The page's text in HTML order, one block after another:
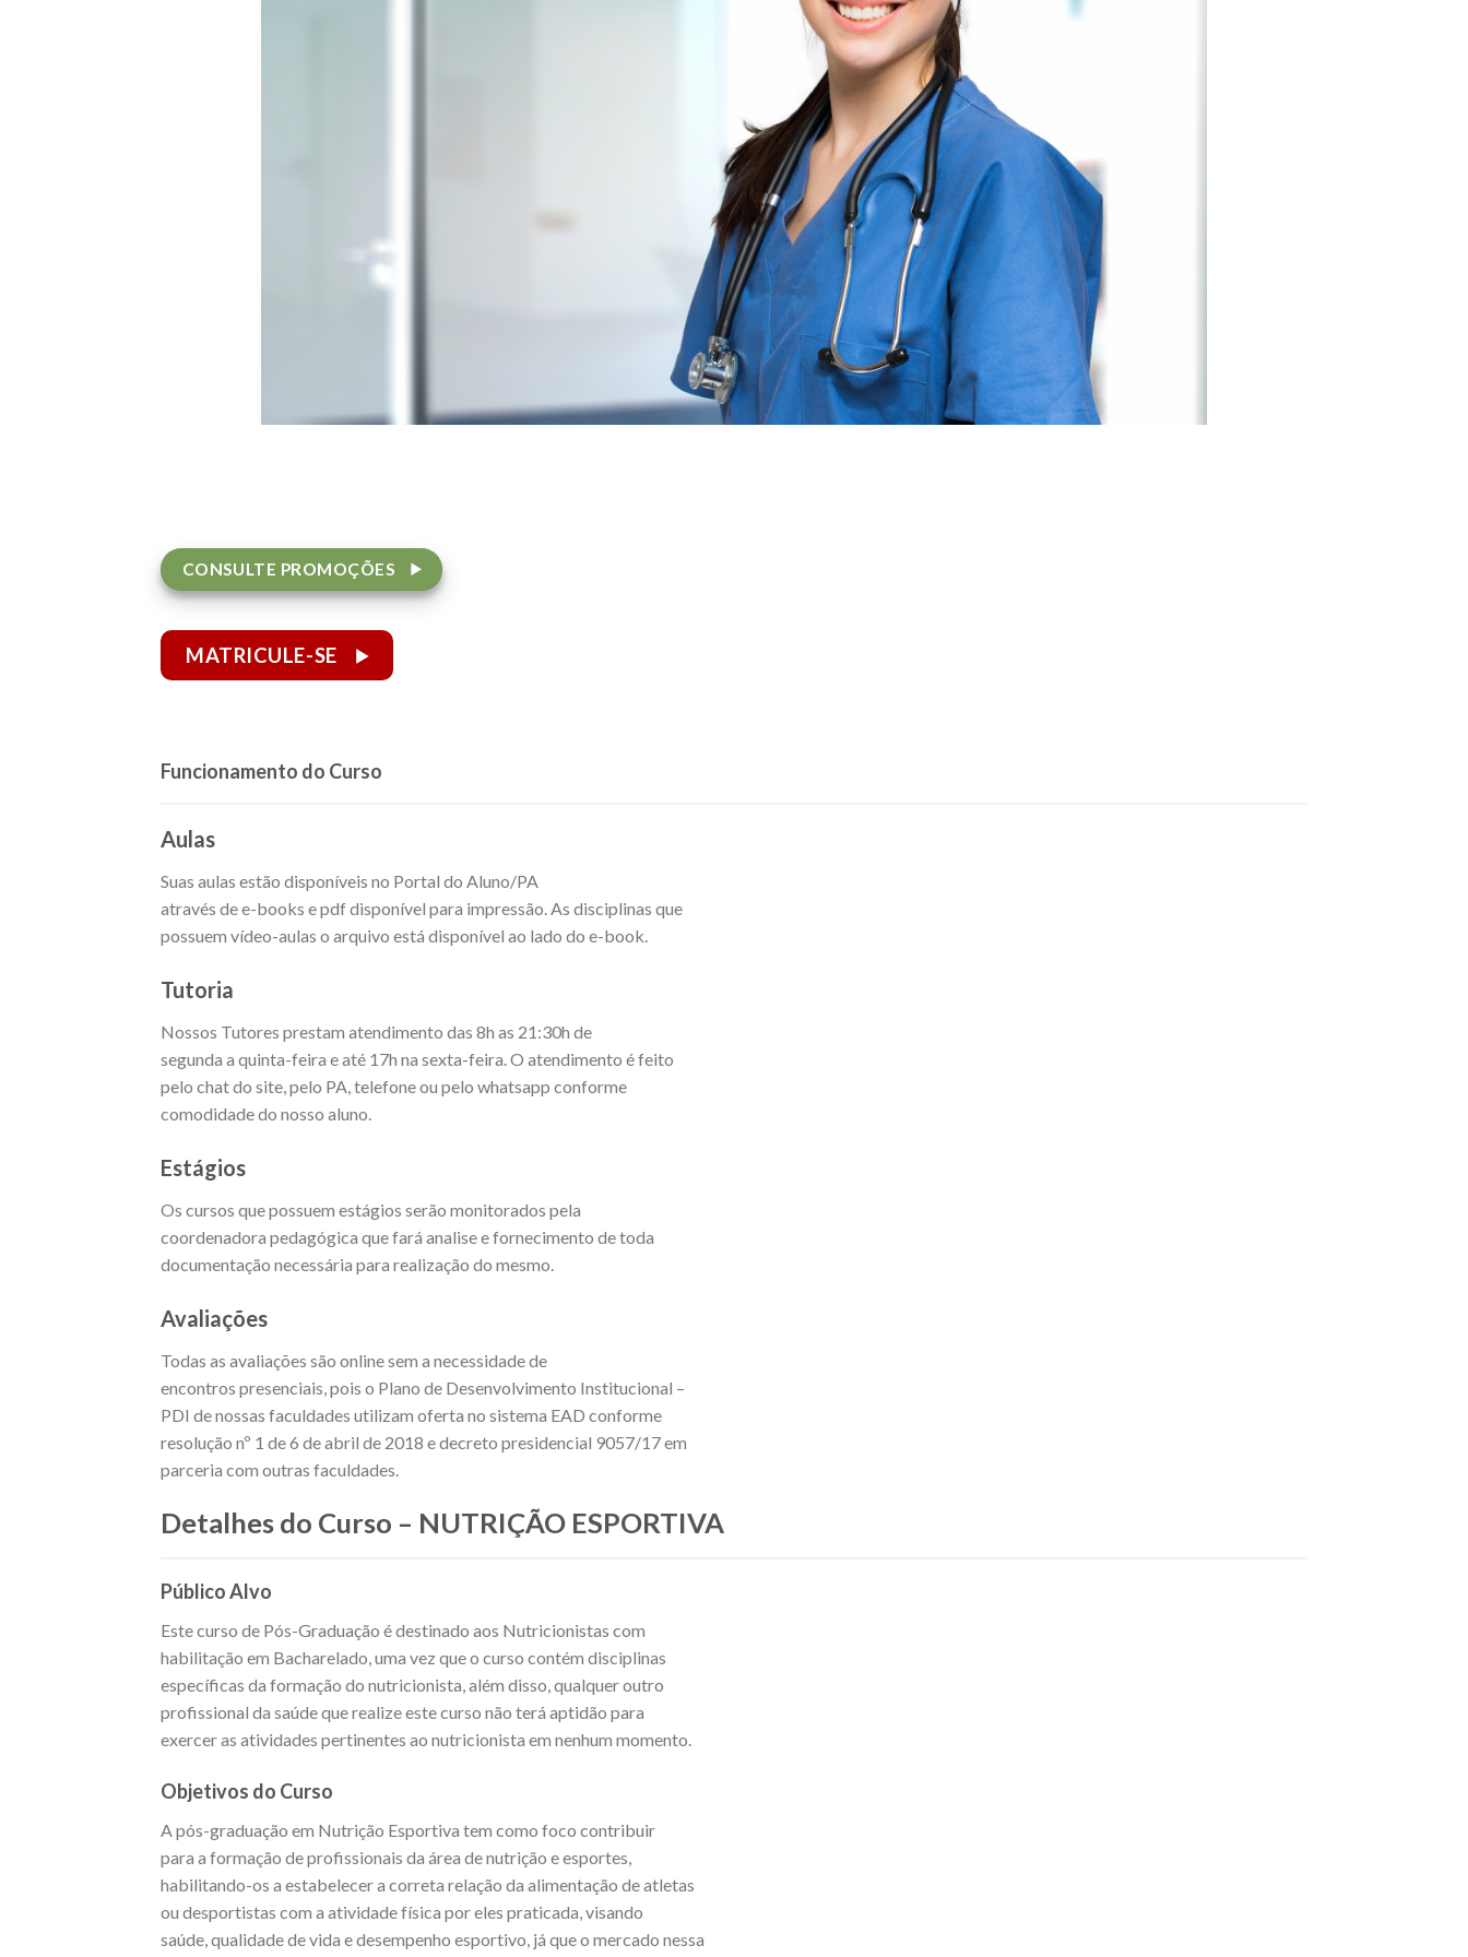
CONSULTE PROMOÇÕES
MATRICULE-SE
Funcionamento do Curso
Aulas
Suas aulas estão disponíveis no Portal do Aluno/PA
através de e-books e pdf disponível para impressão. As disciplinas que
possuem vídeo-aulas o arquivo está disponível ao lado do e-book.
Tutoria
Nossos Tutores prestam atendimento das 8h as 21:30h de
segunda a quinta-feira e até 17h na sexta-feira. O atendimento é feito
pelo chat do site, pelo PA, telefone ou pelo whatsapp conforme
comodidade do nosso aluno.
Estágios
Os cursos que possuem estágios serão monitorados pela
coordenadora pedagógica que fará analise e fornecimento de toda
documentação necessária para realização do mesmo.
Avaliações
Todas as avaliações são online sem a necessidade de
encontros presenciais, pois o Plano de Desenvolvimento Institucional –
PDI de nossas faculdades utilizam oferta no sistema EAD conforme
resolução nº 1 de 6 de abril de 2018 e decreto presidencial 9057/17 em
parceria com outras faculdades.
Detalhes do Curso – NUTRIÇÃO ESPORTIVA
Público Alvo
Este curso de Pós-Graduação é destinado aos Nutricionistas com
habilitação em Bacharelado, uma vez que o curso contém disciplinas
específicas da formação do nutricionista, além disso, qualquer outro
profissional da saúde que realize este curso não terá aptidão para
exercer as atividades pertinentes ao nutricionista em nenhum momento.
Objetivos do Curso
A pós-graduação em Nutrição Esportiva tem como foco contribuir
para a formação de profissionais da área de nutrição e esportes,
habilitando-os a estabelecer a correta relação da alimentação de atletas
ou desportistas com a atividade física por eles praticada, visando
saúde, qualidade de vida e desempenho esportivo, já que o mercado nessa